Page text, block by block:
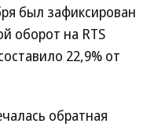
был зафиксирован
оборот на RTS
22,9% от
обратная